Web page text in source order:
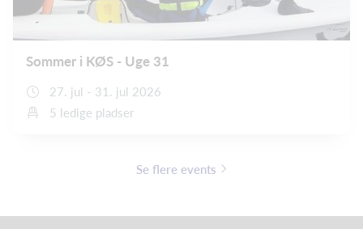
Sommer i KØS - Uge 31
27. jul - 31. jul 2026
5 ledige pladser
Se flere events